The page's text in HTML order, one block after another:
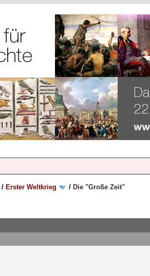
/ Erster Weltkrieg / Die "Große Zeit"